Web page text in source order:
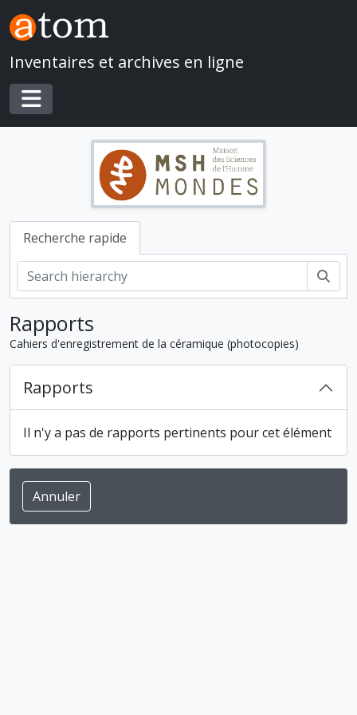
Skip to main content
Inventaires et archives en ligne
Toggle navigation
Recherche rapide
Rapports
Cahiers d'enregistrement de la céramique (photocopies)
Rapports
Il n'y a pas de rapports pertinents pour cet élément
Annuler